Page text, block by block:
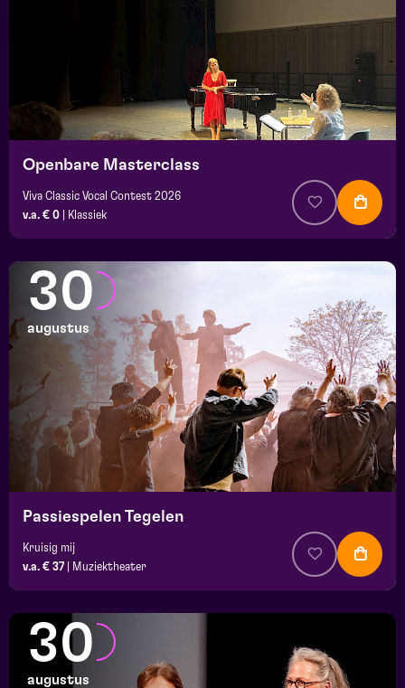
Openbare Masterclass
Viva Classic Vocal Contest 2026
v.a. € 0
Klassiek
30
augustus
Passiespelen Tegelen
Kruisig mij
v.a. € 37
Muziektheater
30
augustus